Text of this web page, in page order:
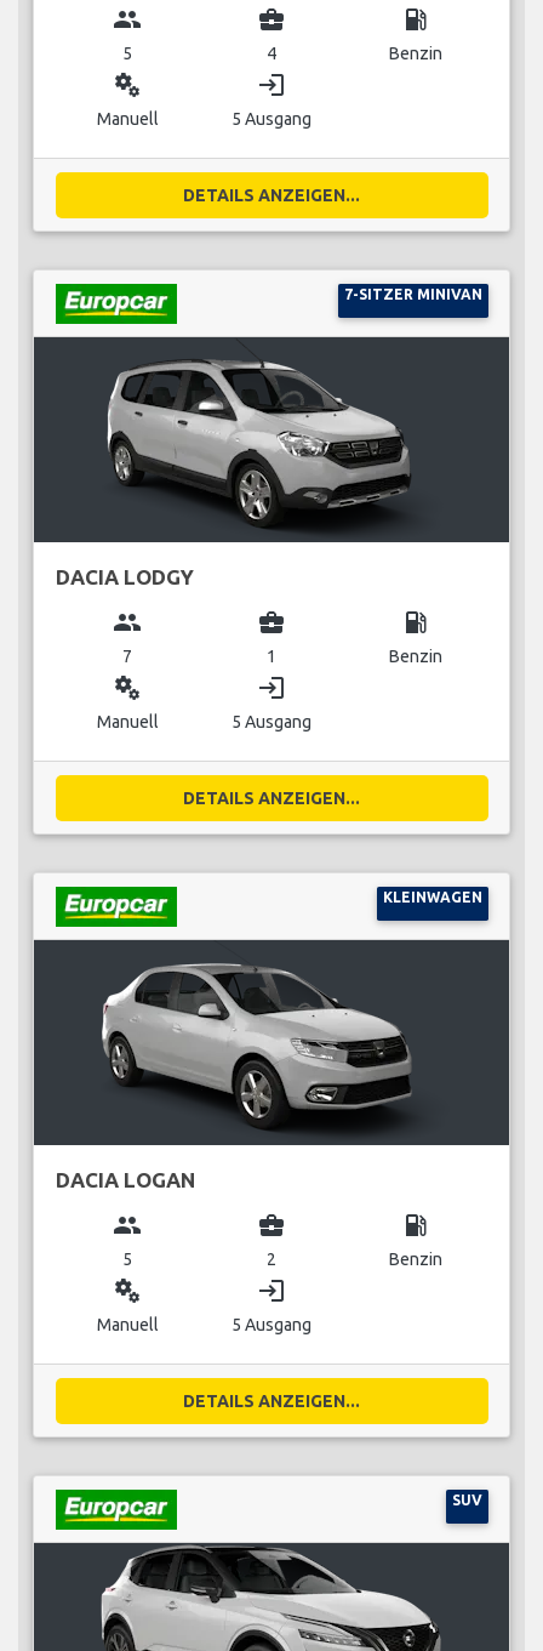
group
5
business_center
4
local_gas_station
Benzin
miscellaneous_services
Manuell
login
5 Ausgang
DETAILS ANZEIGEN...
7-SITZER MINIVAN
DACIA LODGY
group
7
business_center
1
local_gas_station
Benzin
miscellaneous_services
Manuell
login
5 Ausgang
DETAILS ANZEIGEN...
KLEINWAGEN
DACIA LOGAN
group
5
business_center
2
local_gas_station
Benzin
miscellaneous_services
Manuell
login
5 Ausgang
DETAILS ANZEIGEN...
SUV